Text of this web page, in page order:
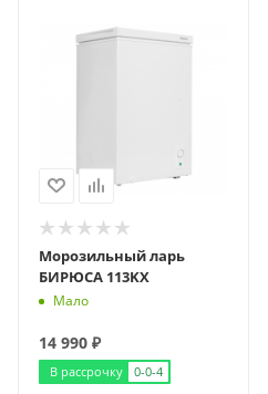
Морозильный ларь
БИРЮСА 113KX
Мало
14 990 ₽
В рассрочку 0-0-4